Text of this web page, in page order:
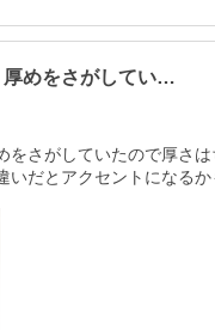
厚めをさがしてい…
をさがしていたので厚さ
いだとアクセントになる